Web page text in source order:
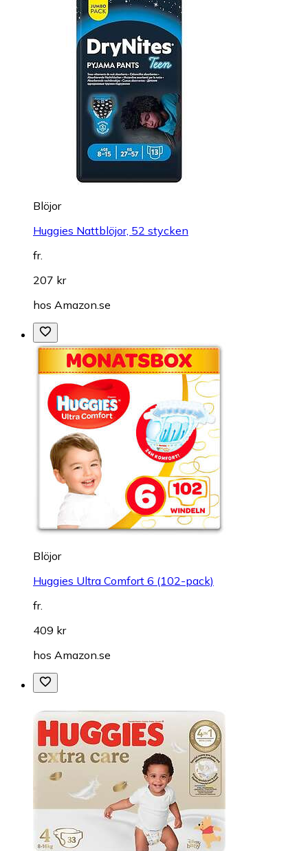
Blöjor
Huggies Nattblöjor, 52 stycken
fr.
207 kr
hos Amazon.se
Blöjor
Huggies Ultra Comfort 6 (102-pack)
fr.
409 kr
hos Amazon.se